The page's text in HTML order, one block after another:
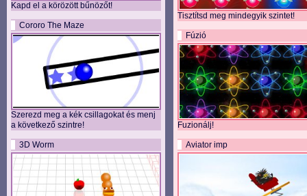
Kapd el a körözött bűnözőt!
Cororo The Maze
Szerezd meg a kék csillagokat és menj
a következő szintre!
3D Worm
Tisztítsd meg mindegyik szintet!
Fúzió
Fuzionálj!
Aviator imp